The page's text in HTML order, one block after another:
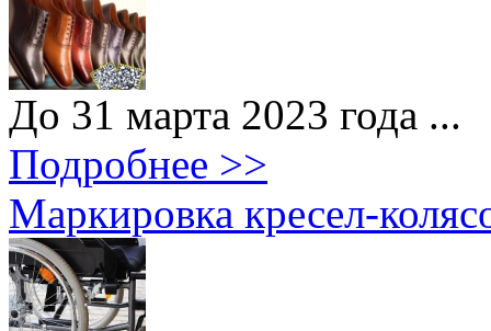
До 31 марта 2023 года ...
Подробнее >>
Маркировка кресел-